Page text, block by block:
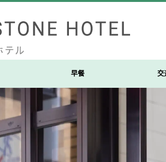
早餐 交